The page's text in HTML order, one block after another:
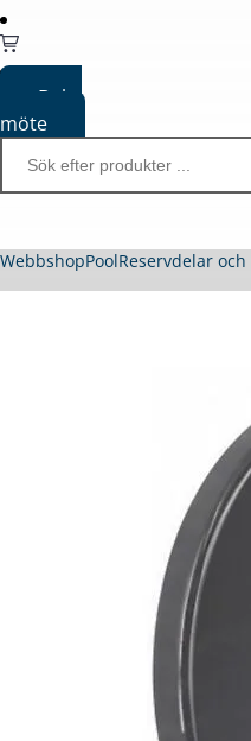
Boka
möte
WebbshopPoolReservdelar